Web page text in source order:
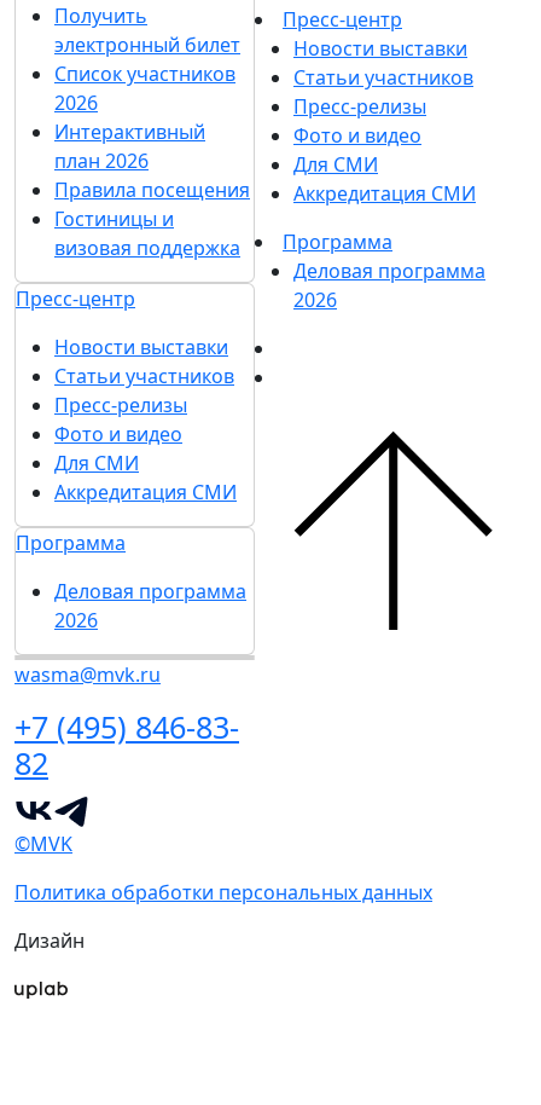
Получить
электронный билет
Список участников
2026
Интерактивный
план 2026
Правила посещения
Гостиницы и
визовая поддержка
Пресс-центр
Новости выставки
Статьи участников
Пресс-релизы
Фото и видео
Для СМИ
Аккредитация СМИ
Программа
Деловая программа
2026
wasma@mvk.ru
+7 (495) 846-83-
82
Пресс-центр
Новости выставки
Статьи участников
Пресс-релизы
Фото и видео
Для СМИ
Аккредитация СМИ
Программа
Деловая программа
2026
©MVK
Политика обработки персональных данных
Дизайн